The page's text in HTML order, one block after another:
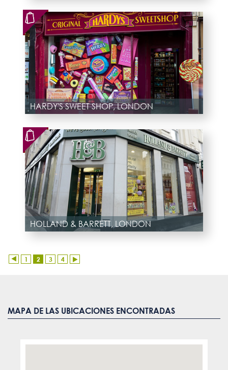
HARDY'S SWEET SHOP, LONDON
HOLLAND & BARRETT, LONDON
1 2 3 4
MAPA DE LAS UBICACIONES ENCONTRADAS